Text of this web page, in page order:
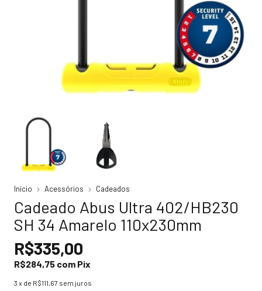
Início Acessórios Cadeados
Cadeado Abus Ultra 402/HB230
SH 34 Amarelo 110x230mm
R$335,00
R$284,75 com Pix
3 x de R$111,67 sem juros